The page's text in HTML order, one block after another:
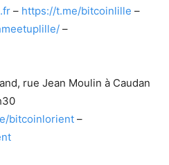
– https://t.me/bitcoinlille –
–
rue Jean Moulin à Caudan
bitcoinlorient –